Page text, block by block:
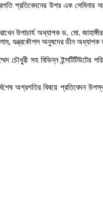
উপর এক সেমিনার আজ
উপাচার্য অধ্যাপক ড. মো.
যন্ত্রকৌশল অনুষদের ডীন অধ্যাপক
সহ বিভিন্ন ইন্সটিটিউটের
অগ্রগতির বিষয়ে প্রতিবেদন